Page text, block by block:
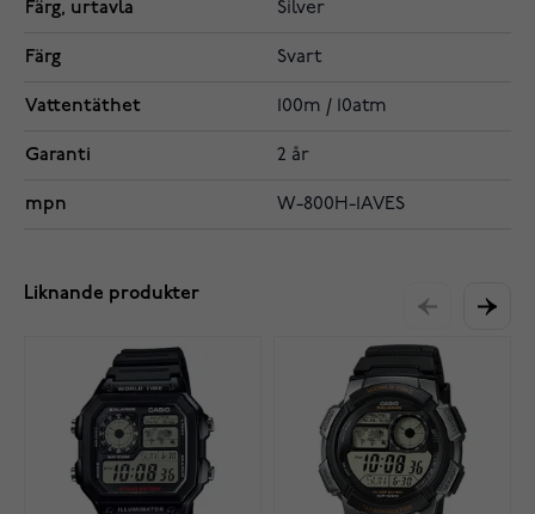
Färg, urtavla Silver
Färg Svart
Vattentäthet 100m / 10atm
Garanti 2 år
mpn W-800H-1AVES
Liknande produkter